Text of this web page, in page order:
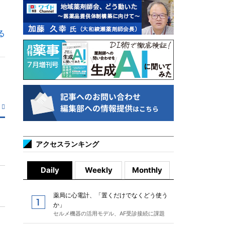
アクセスランキング
Daily Weekly Monthly
薬局に心電計、「置くだけでなくどう使う
か」
セルメ機器の活用モデル、AF受診接続に課題